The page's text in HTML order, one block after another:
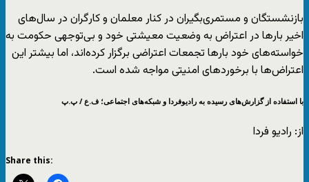
بازنشستگان و مستمری‌بگیران در کنار معلمان و کارگران در سال‌های
اخیر بارها در اعتراض به وضعیت معیشتی خود و بی‌توجهی حکومت به
خواسته‌های خود بارها تجمعات اعتراضی برگزار کرده‌اند، اما بیشتر این
اعتراض‌ها با برخوردهای امنیتی مواجه شده است.
با استفاده از گزارش‌های رسیده به رادیوفردا و شبکه‌های اجتماعی؛ ف.ع / پ.پ
از: رادیو فردا
Share this: